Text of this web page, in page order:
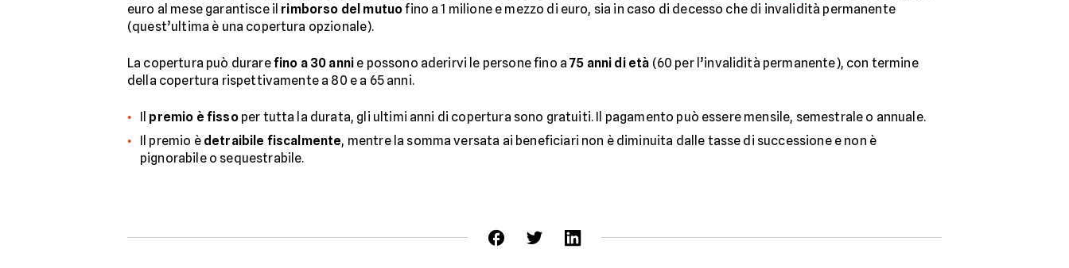
euro al mese garantisce il rimborso del mutuofino a 1 milione e mezzo di euro, sia in caso di decesso che di invalidità permanente
(quest’ultima è una copertura opzionale).
La copertura può durarefino a 30 anni e possono aderirvi le persone fino a75 anni di età (60 per l’invalidità permanente), con termine
della copertura rispettivamente a 80 e a 65 anni.
Il premio è fissoper tutta la durata, gli ultimi anni di copertura sono gratuiti. Il pagamento può essere mensile, semestrale o annuale.
Il premio è detraibile fiscalmente, mentre la somma versata ai beneficiari non è diminuita dalle tasse di successione e non è
pignorabile o sequestrabile.